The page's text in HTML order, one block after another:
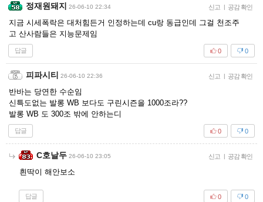
정재원돼지 26-06-10 22:34 신고 | 공감 확인
지금 시세폭락은 대처힘든거 인정하는데 cu랑 동급인데 그걸 천조주
고 산사람들은 지능문제임
답글 0
0
피파시티 26-06-10 22:36 신고 | 공감 확인
반바는 당연한 수순임
신특도없는 발롱 WB 보다도 구린시즌을 1000조라??
발롱 WB 도 300조 밖에 안하는디
답글 0
0
C호날두 26-06-10 23:05 신고 | 공감 확인
흰딱이 해안보소
답글 0
0